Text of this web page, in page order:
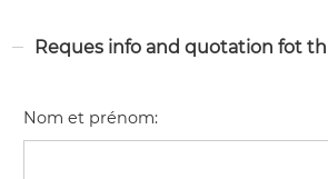
Reques info and quotation fot
Nom et prénom: